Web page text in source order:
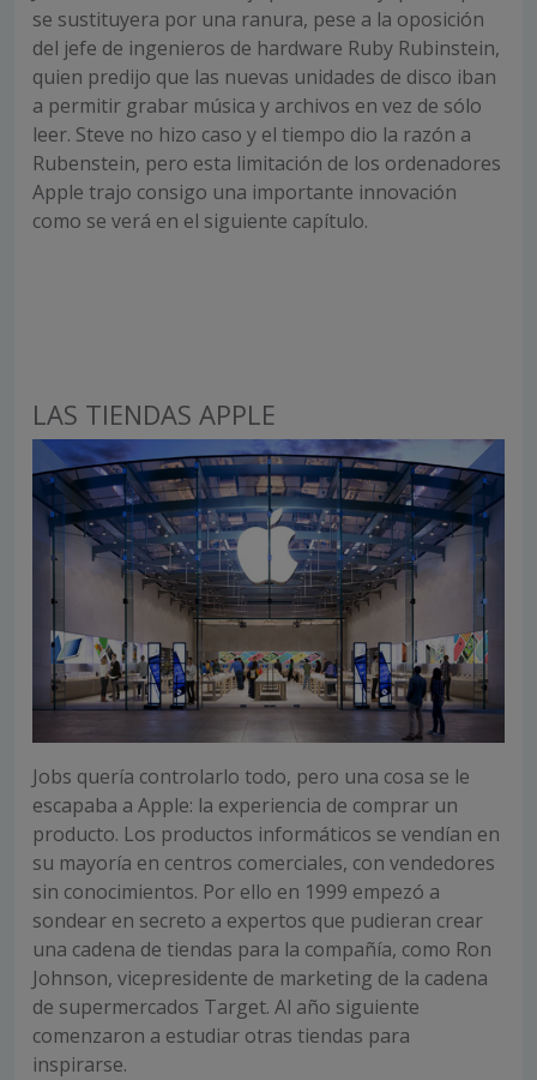
se sustituyera por una ranura, pese a la oposición
del jefe de ingenieros de hardware Ruby Rubinstein,
quien predijo que las nuevas unidades de disco iban
a permitir grabar música y archivos en vez de sólo
leer. Steve no hizo caso y el tiempo dio la razón a
Rubenstein, pero esta limitación de los ordenadores
Apple trajo consigo una importante innovación
como se verá en el siguiente capítulo.
LAS TIENDAS APPLE
Jobs quería controlarlo todo, pero una cosa se le
escapaba a Apple: la experiencia de comprar un
producto. Los productos informáticos se vendían en
su mayoría en centros comerciales, con vendedores
sin conocimientos. Por ello en 1999 empezó a
sondear en secreto a expertos que pudieran crear
una cadena de tiendas para la compañía, como Ron
Johnson, vicepresidente de marketing de la cadena
de supermercados Target. Al año siguiente
comenzaron a estudiar otras tiendas para
inspirarse.